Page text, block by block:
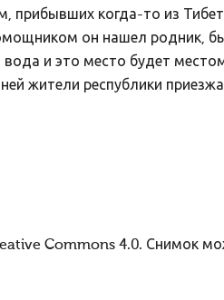
прибывших когда-то из
он нашел родник,
и это место будет
жители республики
Commons 4.0. Снимок